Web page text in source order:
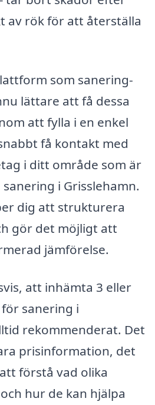
av rök för att återställa
som sanering-
lättare att få dessa
att fylla i en enkel
få kontakt med
i ditt område som är
i Grisslehamn.
dig att strukturera
gör det möjligt att
jämförelse.
att inhämta 3 eller
sanering i
rekommenderat. Det
prisinformation, det
förstå vad olika
hur de kan hjälpa